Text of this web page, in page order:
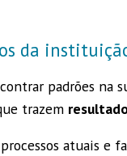
da
padrões na
trazem
atuais e